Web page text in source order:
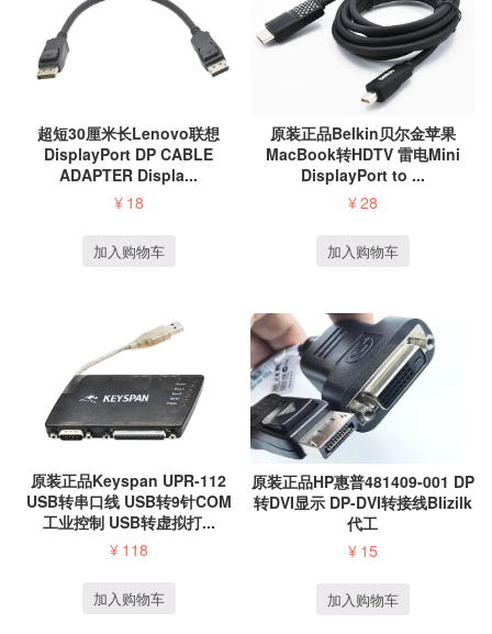
超短30厘米长Lenovo联想
DisplayPort DP CABLE
ADAPTER Displa...
¥ 18
加入购物车
原装正品Belkin贝尔金苹果
MacBook转HDTV 雷电Mini
DisplayPort to ...
¥28
加入购物车
原装正品Keyspan UPR-112
USB转串口线 USB转9针COM
工业控制 USB转虚拟打...
¥ 118
加入购物车
原装正品HP惠普481409-001 DP
转DVI显示 DP-DVI转接线Blizilk
代工
¥ 15
加入购物车